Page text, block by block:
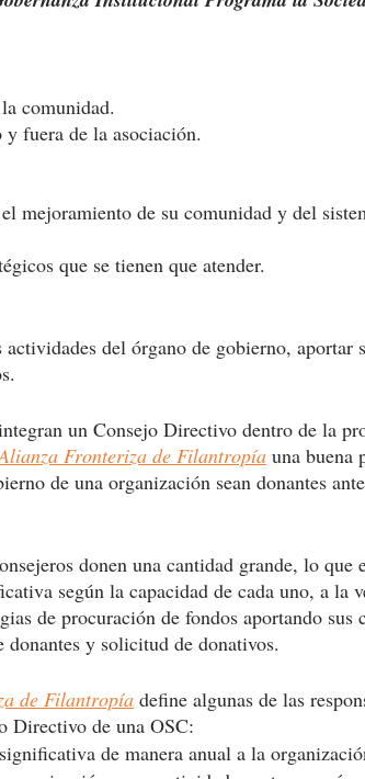
comunidad.
fuera de la asociación.
mejoramiento de su comunidad y del
que se tienen que atender.
del órgano de gobierno, aportar
un Consejo Directivo dentro de la
Fronteriza de Filantropía una buena
de una organización sean donantes
donen una cantidad grande, lo que
según la capacidad de cada uno, a la
de procuración de fondos aportando sus
y solicitud de donativos.
de Filantropía define algunas de las
Directivo de una OSC:
significativa de manera anual a la